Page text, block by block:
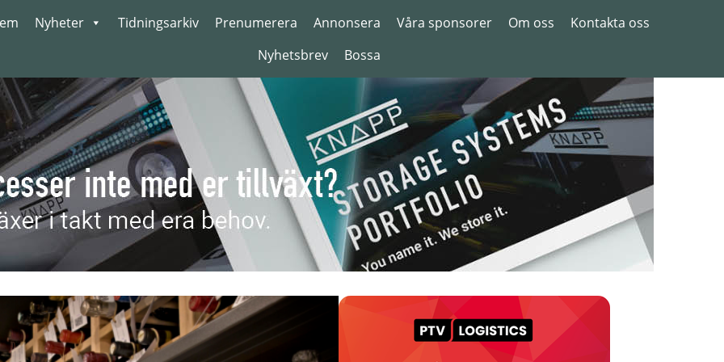
Nyheter Tidningsarkiv Prenumerera Annonsera Våra sponsorer Om oss
Kontakta oss
Nyhetsbrev
Bossa